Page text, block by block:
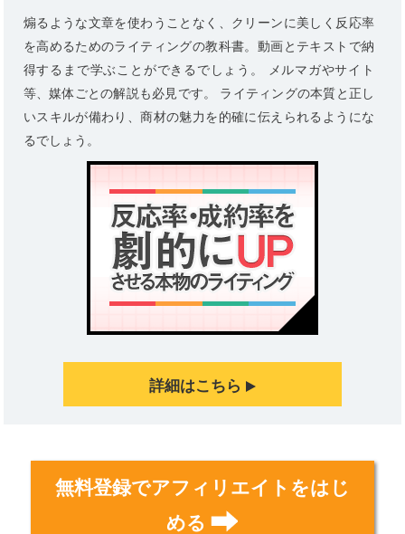
煽るような文章を使わうことなく、クリーンに美しく反応率
を高めるためのライティングの教科書。動画とテキストで納
得するまで学ぶことができるでしょう。 メルマガやサイト
等、媒体ごとの解説も必見です。 ライティングの本質と正し
いスキルが備わり、商材の魅力を的確に伝えられるようにな
るでしょう。
詳細はこちら
無料登録でアフィリエイトをはじ
める